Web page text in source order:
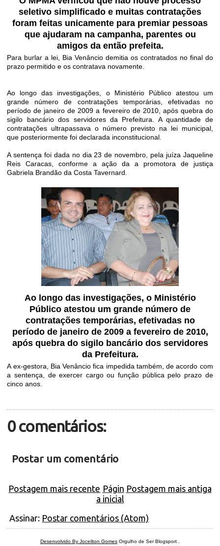
seletivo simplificado e muitas contratações
foram feitas unicamente para premiar pessoas
que ajudaram na campanha, parentes ou
amigos da então prefeita.
Para burlar a lei, Bia Venâncio demitia os contratados no final do
prazo permitido e os contratava novamente.
Ao longo das investigações, o Ministério Público atestou um
grande número de contratações temporárias, efetivadas no
período de janeiro de 2009 a fevereiro de 2010, após quebra do
sigilo bancário dos servidores da Prefeitura. A quantidade de
contratações ultrapassava o número previsto na lei municipal,
que posteriormente foi declarada inconstitucional.
A sentença foi dada no dia 23 de novembro, pela juíza Jaqueline
Reis Caracas, conforme a ação da a promotora de justiça
Gabriela Brandão da Costa Tavernard.
Ao longo das investigações, o Ministério
Público atestou um grande número de
contratações temporárias, efetivadas no
período de janeiro de 2009 a fevereiro de 2010,
após quebra do sigilo bancário dos servidores
da Prefeitura.
A ex-gestora, Bia Venâncio fica impedida também, de acordo com
a sentença, de exercer cargo ou função pública pelo prazo de
cinco anos.
0 comentários:
Postar um comentário
Postagem mais recente Postagem mais antiga
Págin
a inicial
Assinar: Postar comentários (Atom)
Desenvolvido By Joceilton Gomes Orgulho de Ser Blogsport